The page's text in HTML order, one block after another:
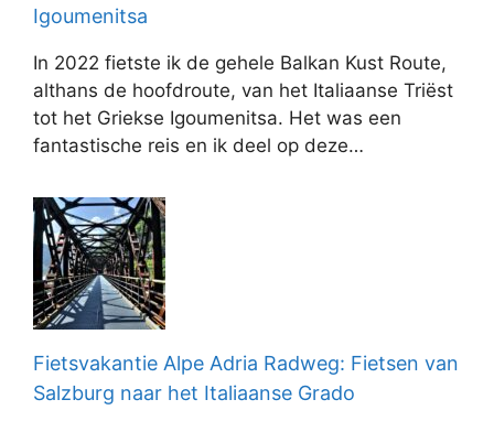
Igoumenitsa
In 2022 fietste ik de gehele Balkan Kust Route,
althans de hoofdroute, van het Italiaanse Triëst
tot het Griekse Igoumenitsa. Het was een
fantastische reis en ik deel op deze…
Fietsvakantie Alpe Adria Radweg: Fietsen van
Salzburg naar het Italiaanse Grado